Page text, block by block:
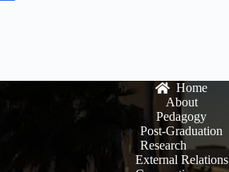
Home
About
Pedagogy
Post-Graduation
Research
External Relations